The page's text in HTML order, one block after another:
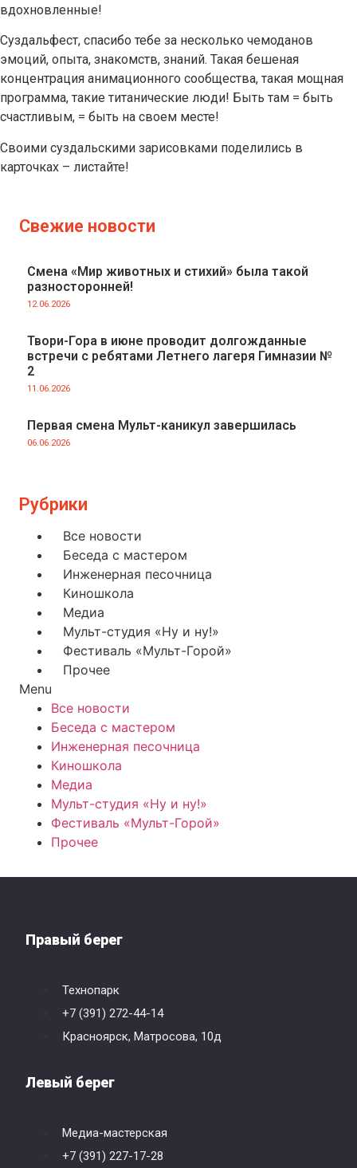
вдохновленные!
Суздальфест, спасибо тебе за несколько чемоданов
эмоций, опыта, знакомств, знаний. Такая бешеная
концентрация анимационного сообщества, такая мощная
программа, такие титанические люди! Быть там = быть
счастливым, = быть на своем месте!
Своими суздальскими зарисовками поделились в
карточках – листайте!
Свежие новости
Смена «Мир животных и стихий» была такой
разносторонней!
12.06.2026
Твори-Гора в июне проводит долгожданные
встречи с ребятами Летнего лагеря Гимназии №
2
11.06.2026
Первая смена Мульт-каникул завершилась
06.06.2026
Рубрики
Все новости
Беседа с мастером
Инженерная песочница
Киношкола
Медиа
Мульт-студия «Ну и ну!»
Фестиваль «Мульт-Горой»
Прочее
Menu
Все новости
Беседа с мастером
Инженерная песочница
Киношкола
Медиа
Мульт-студия «Ну и ну!»
Фестиваль «Мульт-Горой»
Прочее
Правый берег
Технопарк
+7 (391) 272-44-14
Красноярск, Матросова, 10д
Левый берег
Медиа-мастерская
+7 (391) 227-17-28